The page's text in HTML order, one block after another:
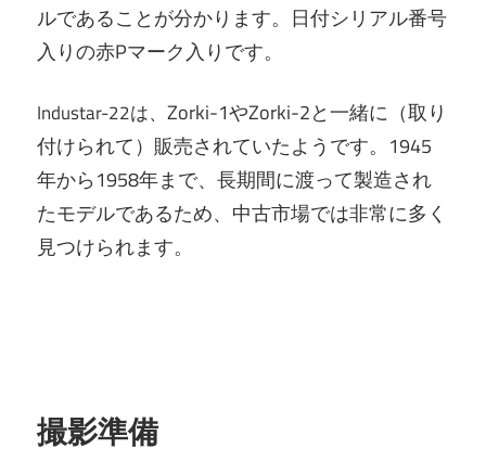
ルであることが分かります。日付シリアル番号
入りの赤Pマーク入りです。
Industar-22は、 Zorki-1やZorki-2と一緒に（取り
付けられて）販売されていたようです。1945
年から1958年まで、長期間に渡って製造され
たモデルであるため、中古市場では非常に多く
見つけられます。
撮影準備